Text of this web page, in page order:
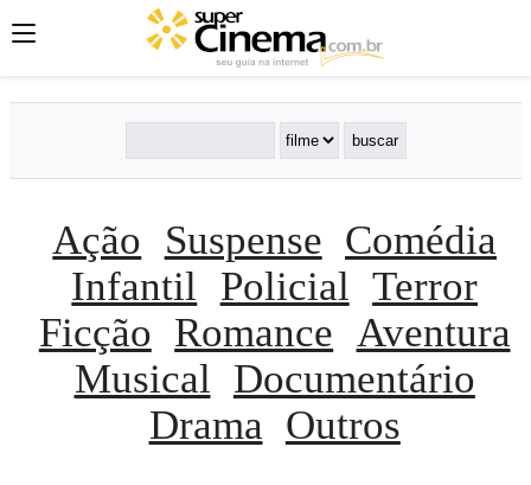
Ação Suspense Comédia
Infantil
Policial Terror
Ficção Romance Aventura
Musical
Documentário
Drama Outros